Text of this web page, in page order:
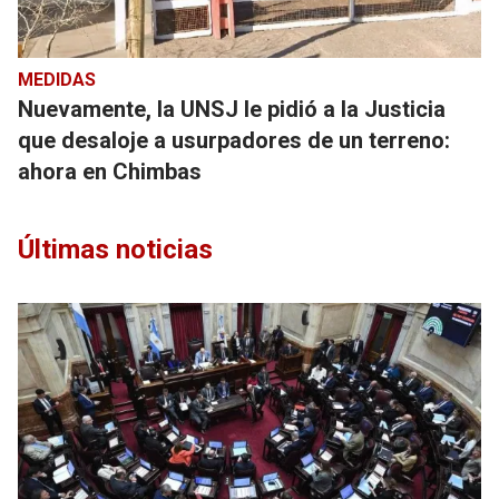
MEDIDAS
Nuevamente, la UNSJ le pidió a la Justicia
que desaloje a usurpadores de un terreno:
ahora en Chimbas
Últimas noticias